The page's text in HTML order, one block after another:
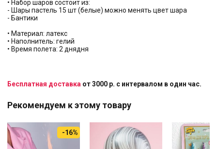
• Набор шаров состоит из:
- Шары пастель 15 шт (белые) можно менять цвет шара
- Бантики
• Материал: латекс
• Наполнитель: гелий
• Время полета: 2 днядня
Бесплатная доставка от 3000 р. с интервалом в один час.
Рекомендуем к этому товару
-16%